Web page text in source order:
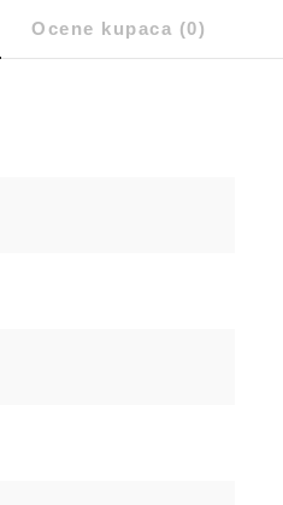
Ocene kupaca (0)